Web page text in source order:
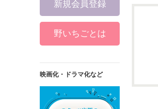
新規会員登録
野いちごとは
映画化・ドラマ化など